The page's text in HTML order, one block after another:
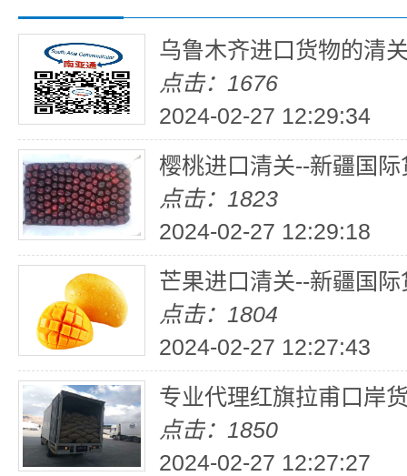
乌鲁木齐进口货物的清
点击：1676
2024-02-27 12:29:34
樱桃进口清关--新疆国际
点击：1823
2024-02-27 12:29:18
芒果进口清关--新疆国际
点击：1804
2024-02-27 12:27:43
专业代理红旗拉甫口岸
点击：1850
2024-02-27 12:27:27